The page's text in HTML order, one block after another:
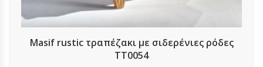
Masif rustic τραπέζακι με σιδερένιες ρόδες
TT0054